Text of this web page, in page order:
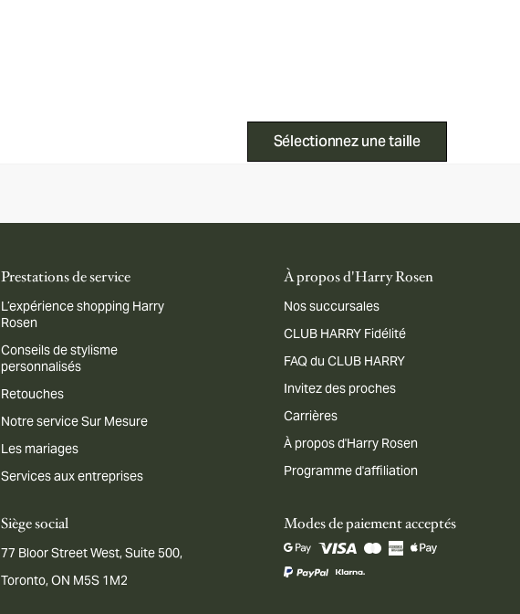
Sélectionnez une taille
Prestations de service
L’expérience shopping Harry
Rosen
Conseils de stylisme
personnalisés
Retouches
Notre service Sur Mesure
Les mariages
Services aux entreprises
À propos d'Harry Rosen
Nos succursales
CLUB HARRY Fidélité
FAQ du CLUB HARRY
Invitez des proches
Carrières
À propos d'Harry Rosen
Programme d'affiliation
Siège social
77 Bloor Street West, Suite 500,
Toronto, ON M5S 1M2
Modes de paiement acceptés